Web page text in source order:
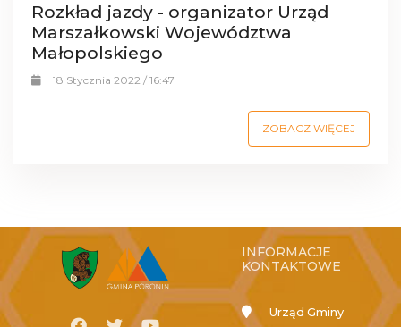
Rozkład jazdy - organizator Urząd
Marszałkowski Województwa
Małopolskiego
18 Stycznia 2022 / 16:47
ZOBACZ WIĘCEJ
INFORMACJE
KONTAKTOWE
Urząd Gminy